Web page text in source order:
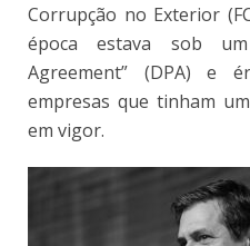
Corrupção no Exterior
época estava sob um
Agreement” (DPA) e
empresas que tinham
em vigor.